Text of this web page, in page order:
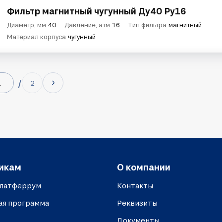
Фильтр магнитный чугунный Ду40 Ру16
Диаметр, мм 40 Давление, атм 16 Тип фильтра магнитный
Материал корпуса чугунный
2
программа
О компании
Контакты
Реквизиты
Документы